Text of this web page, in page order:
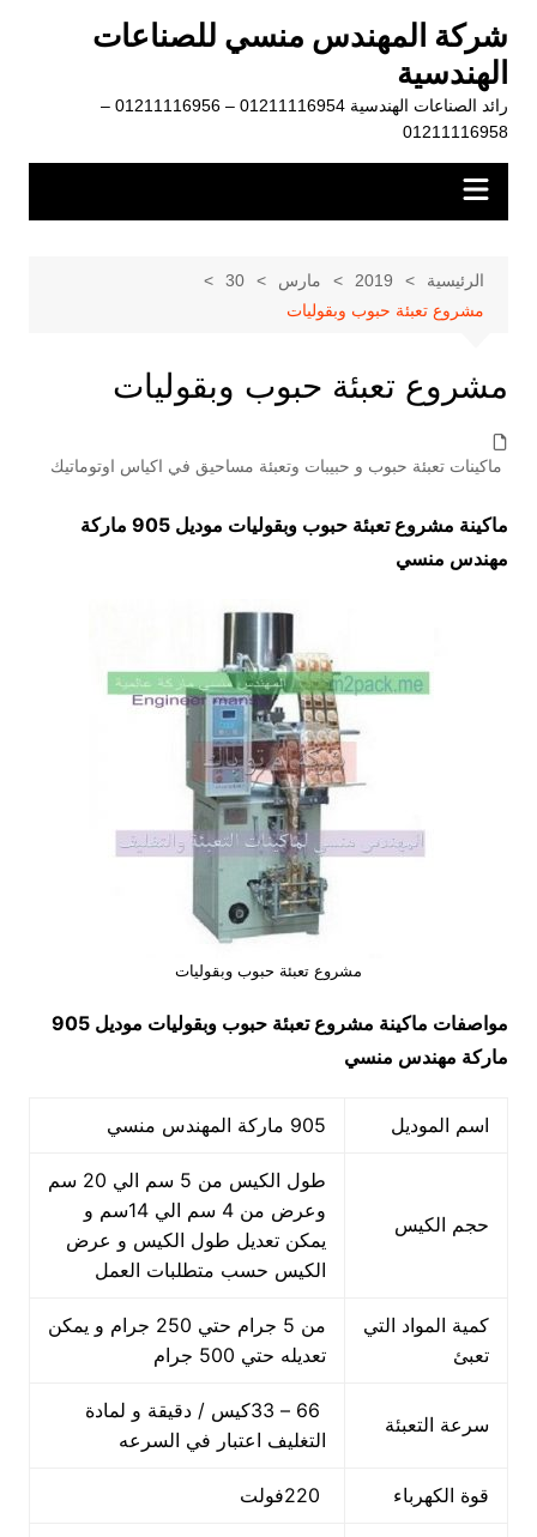
المحتوى
شركة المهندس منسي للصناعات
الهندسية
رائد الصناعات الهندسية 01211116954 – 01211116956 –
01211116958
الرئيسية 2019 مارس
30
مشروع تعبئة حبوب وبقوليات
مشروع تعبئة حبوب وبقوليات
ماكينات تعبئة حبوب و حبيبات وتعبئة مساحيق في اكياس اوتوماتيك
ماكينة مشروع تعبئة حبوب وبقوليات موديل 905 ماركة
مهندس منسي
مشروع تعبئة حبوب وبقوليات
مواصفات ماكينة مشروع تعبئة حبوب وبقوليات
موديل 905
ماركة مهندس منسي
اسم الموديل 905 ماركة المهندس منسي
حجم الكيس
طول الكيس من 5 سم الي 20 سم
وعرض من 4 سم الي 14سم و
يمكن تعديل طول الكيس و عرض
الكيس حسب متطلبات العمل
كمية المواد التي
تعبئ
من 5 جرام حتي 250 جرام و يمكن
تعديله حتي 500 جرام
سرعة التعبئة
66 – 33كيس / دقيقة و لمادة
التغليف اعتبار في السرعه
قوة الكهرباء